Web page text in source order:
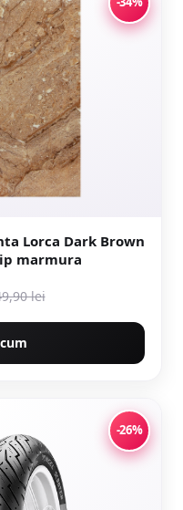
Lorca Dark Brown
30 cm mata tip marmura
lei
-26%